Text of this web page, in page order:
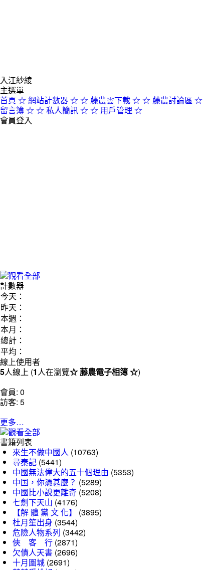
入江紗綾
主選單
首頁 ☆ 網站計數器 ☆☆ 藤農雲下載 ☆☆ 藤農討論區 ☆
留言簿 ☆☆ 私人簡訊 ☆☆ 用戶管理 ☆
會員登入
計數器
今天：
昨天：
本週：
本月：
總計：
平均：
線上使用者
5人線上 (1人在瀏覽☆ 藤農電子相簿 ☆)
會員: 0
訪客: 5
更多…
書籍列表
來生不做中國人 (10763)
尋秦記 (5441)
中國無法偉大的五十個理由 (5353)
中国，你憑甚麼？ (5289)
中國比小說更離奇 (5208)
七劍下天山 (4176)
【解 體 黨 文 化】
(3895)
杜月笙出身 (3544)
危險人物系列 (3442)
俠 客 行 (2871)
欠債人天書 (2696)
十月圍城 (2691)